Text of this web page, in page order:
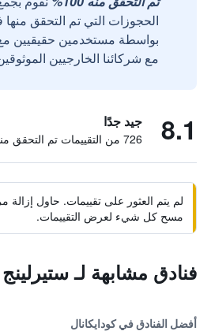
الحجوزات التي تم التحقق
مع شركائنا الخارجيين
8.1 جيد جدًا
726 من التقييمات تم التحقق منها
لم يتم العثور على تقييمات. حاول إزالة
مسح كل شيء لعرض التقييمات.
فنادق مشابهة لـ
أفضل الفنادق في كودايكانال